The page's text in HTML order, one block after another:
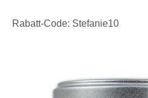
Rabatt-Code: Stefanie10